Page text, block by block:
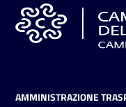
AMMINISTRAZIONE